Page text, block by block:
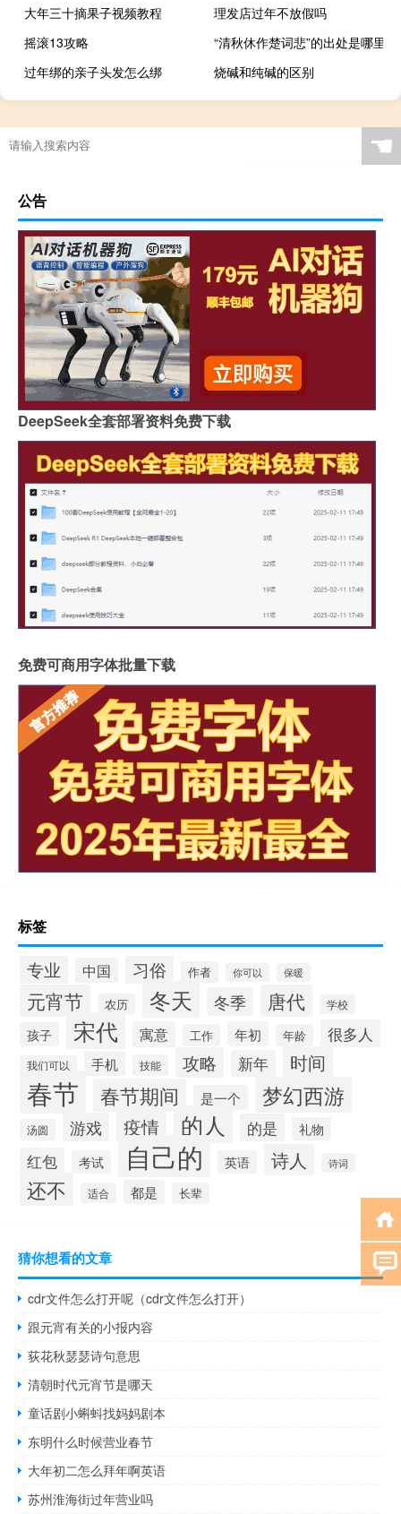
大年三十摘果子视频教程
理发店过年不放假吗
摇滚13攻略
“清秋休作楚词悲”的出处是哪里
过年绑的亲子头发怎么绑
烧碱和纯碱的区别
☚
公告
DeepSeek全套部署资料免费下载
免费可商用字体批量下载
标签
专业 中国 习俗 作者 你可以 保暖
元宵节 农历 冬天 冬季 唐代 学校
孩子 宋代 寓意 工作 年初 年龄 很多人
我们可以 手机 技能 攻略 新年 时间
春节 春节期间 是一个 梦幻西游
汤圆 游戏 疫情 的人 的是 礼物
红包 考试 自己的 英语 诗人 诗词
还不 适合 都是 长辈
猜你想看的文章
cdr文件怎么打开呢（cdr文件怎么打开）
跟元宵有关的小报内容
荻花秋瑟瑟诗句意思
清朝时代元宵节是哪天
童话剧小蝌蚪找妈妈剧本
东明什么时候营业春节
大年初二怎么拜年啊英语
苏州淮海街过年营业吗